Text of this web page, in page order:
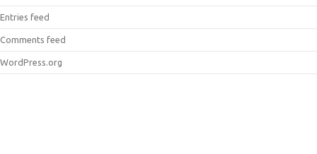
Entries feed
Comments feed
WordPress.org